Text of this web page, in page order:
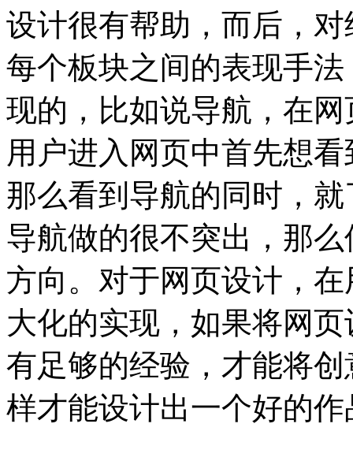
设计很有帮助，而后，
每个板块之间的表现手
现的，比如说导航，在
用户进入网页中首先想
那么看到导航的同时，
导航做的很不突出，那
方向。 对于网页设计，
大化的实现，如果将网
有足够的经验，才能将
样才能设计出一个好的作